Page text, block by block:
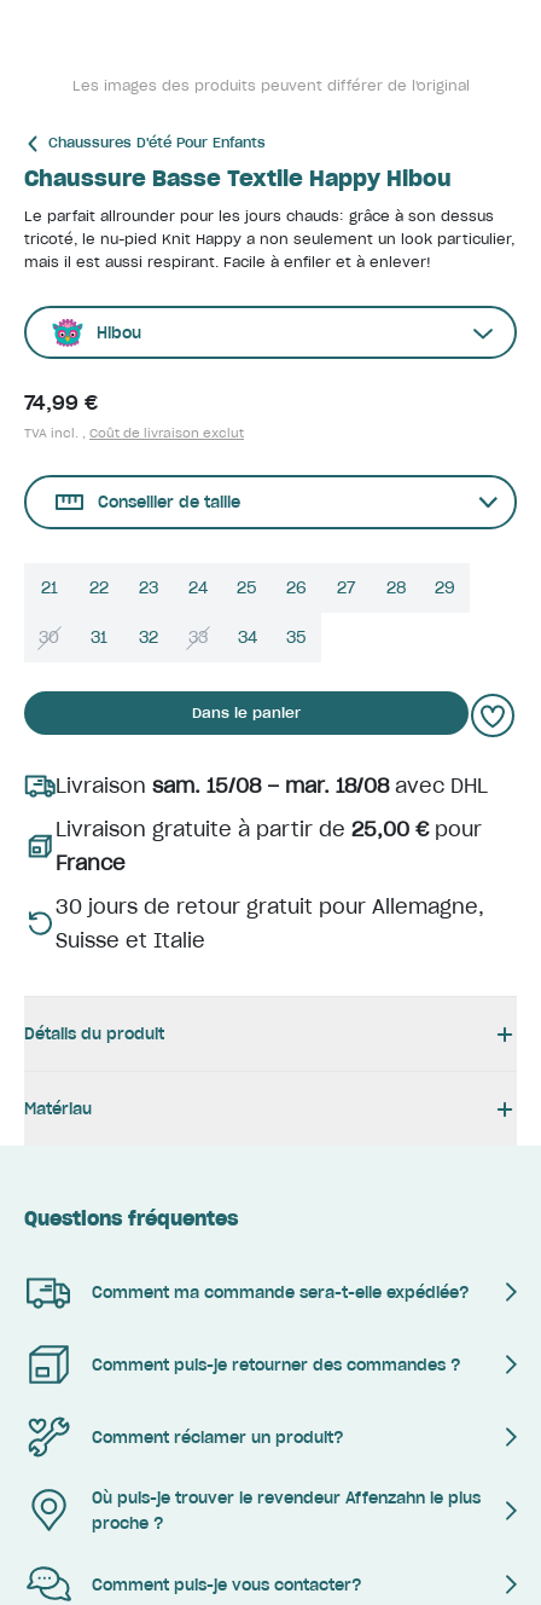
Les images des produits peuvent différer de l'original
Chaussures D'été Pour Enfants
Chaussure Basse Textile Happy Hibou
Le parfait allrounder pour les jours chauds: grâce à son dessus
tricoté, le nu-pied Knit Happy a non seulement un look particulier,
mais il est aussi respirant. Facile à enfiler et à enlever!
Hibou
74,99 €
TVA incl. , Coût de livraison exclut
Conseiller de taille
21 22 23 24 25 26 27 28 29
30 31 32 33 34 35
Dans le panier
Livraison sam. 15/08 – mar. 18/08avec DHL
Livraison gratuite à partir de 25,00 €pour
France
30 jours de retour gratuit pour Allemagne,
Suisse et Italie
Détails du produit
Matériau
Questions fréquentes
Comment ma commande sera-t-elle expédiée?
Comment puis-je retourner des commandes ?
Comment réclamer un produit?
Où puis-je trouver le revendeur Affenzahn le plus
proche ?
Comment puis-je vous contacter?